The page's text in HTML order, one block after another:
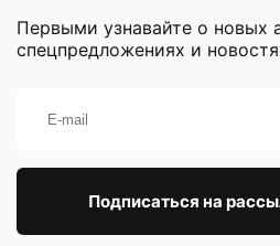
Первыми узнавайте о новых
спецпредложениях и